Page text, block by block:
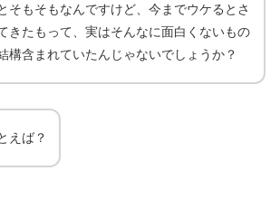
そもそもなんですけど、今までウケるとさ
きたもって、実はそんなに面白くないもの
構含まれていたんじゃないでしょうか？
えば？